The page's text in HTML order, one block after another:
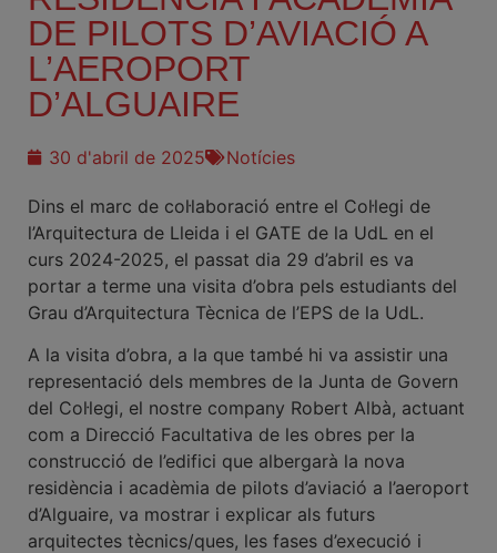
DE PILOTS D’AVIACIÓ A
L’AEROPORT
D’ALGUAIRE
30 d'abril de 2025 Notícies
Dins el marc de col·laboració entre el Col·legi de
l’Arquitectura de Lleida i el GATE de la UdL en el
curs 2024-2025, el passat dia 29 d’abril es va
portar a terme una visita d’obra pels estudiants del
Grau d’Arquitectura Tècnica de l’EPS de la UdL.
A la visita d’obra, a la que també hi va assistir una
representació dels membres de la Junta de Govern
del Col·legi, el nostre company Robert Albà, actuant
com a Direcció Facultativa de les obres per la
construcció de l’edifici que albergarà la nova
residència i acadèmia de pilots d’aviació a l’aeroport
d’Alguaire, va mostrar i explicar als futurs
arquitectes tècnics/ques, les fases d’execució i